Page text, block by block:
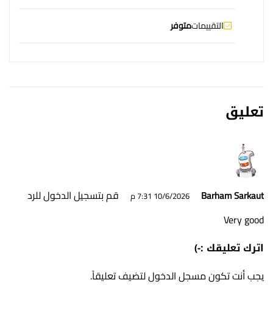
التقييماتمتوفر
تعليق
Barham Sarkaut 10/6/2026 7:31 م
قم بتسجيل الدخول للرد
Very good
اترك تعليقك :-)
يجب أنت تكونمسجل الدخوللتضيف تعليقاً.